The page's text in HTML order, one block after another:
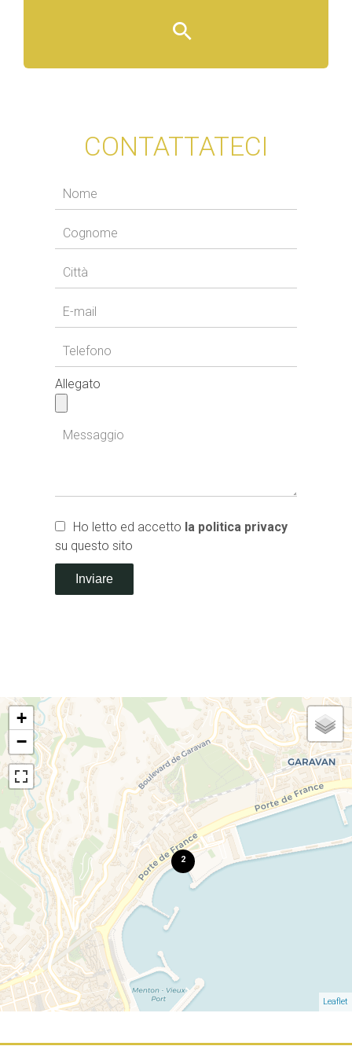
CONTATTATECI
Allegato
Ho letto ed accetto la politica privacy
su questo sito
Inviare
2
+
−
Leaflet